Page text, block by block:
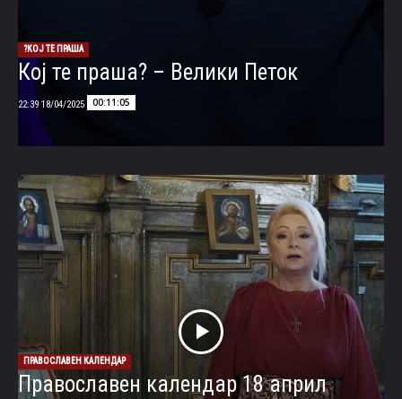
КОЈ ТЕ ПРАША?
Кој те праша? – Велики Петок
00:11:05
18/04/2025 22:39
ПРАВОСЛАВЕН КАЛЕНДАР
Православен календар 18 април